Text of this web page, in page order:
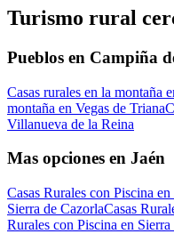
Turismo rural
Pueblos en Campiña
Casas rurales en la montaña
montaña en Vegas de Triana
Villanueva de la Reina
Mas opciones en Jaén
Casas Rurales con Piscina en
Sierra de CazorlaCasas
Rurales con Piscina en Sierra